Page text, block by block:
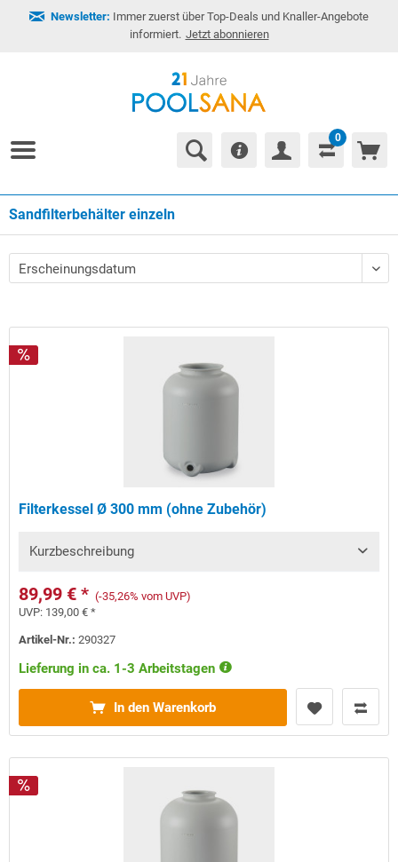
Newsletter: Immer zuerst über Top-Deals und Knaller-Angebote
informiert. Jetzt abonnieren
0
Sandfilterbehälter einzeln
Filterkessel Ø 300 mm (ohne Zubehör)
Kurzbeschreibung
89,99 € * (-35,26% vom UVP)
UVP: 139,00 € *
Artikel-Nr.:290327
Lieferung in ca. 1-3 Arbeitstagen
In den Warenkorb